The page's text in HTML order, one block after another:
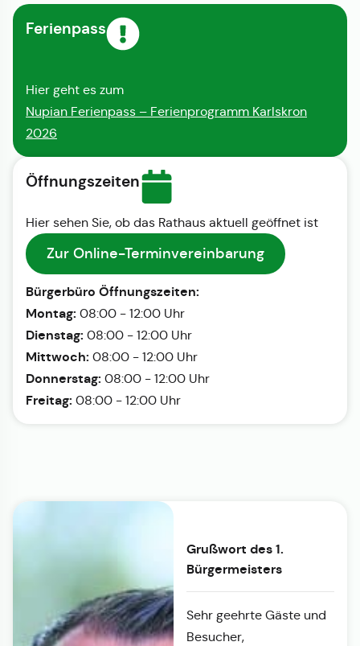
Ferienpass
Hier geht es zum
Nupian Ferienpass – Ferienprogramm Karlskron
2026
Öffnungszeiten
Hier sehen Sie, ob das Rathaus aktuell geöffnet ist
Zur Online-Terminvereinbarung
Bürgerbüro Öffnungszeiten:
Montag: 08:00 - 12:00 Uhr
Dienstag: 08:00 - 12:00 Uhr
Mittwoch: 08:00 - 12:00 Uhr
Donnerstag: 08:00 - 12:00 Uhr
Freitag: 08:00 - 12:00 Uhr
Grußwort des 1.
Bürgermeisters
Sehr geehrte Gäste und
Besucher,